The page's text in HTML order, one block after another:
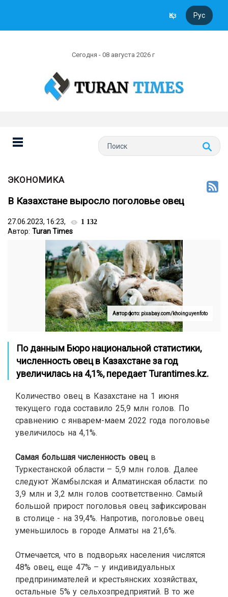
Қаз Рус
Сегодня - 08 августа 2026 г
ЭКОНОМИКА
В Казахстане выросло поголовье овец
27.06.2023, 16:23, 1 132
Автор: Turan Times
Автор фото: pixabay.com/khoinguyenfoto
По данным Бюро национальной статистики,
численность овец в Казахстане за год
увеличилась на 4,1%, передаетTurantimes.kz.
Количество овец в Казахстане на 1 июня
текущего года составило 25,9 млн голов. По
сравнению с январем-маем 2022 года поголовье
увеличилось на 4,1%.
Самая большая численность овецв
Туркестанской области – 5,9 млн голов. Далее
следуют Жамбылская и Алматинская области: по
3,9 млн и 3,2 млн голов соответственно. Самый
большой прирост поголовья овец зафиксирован
в столице - на 39,4%. Напротив, поголовье овец
уменьшилось в городе Алматы на 21,6%.
Отмечается, что в подворьях населения числятся
48% овец, еще 47% – у индивидуальных
предпринимателей и крестьянских хозяйствах,
остальные 5% у сельхозпредприятий. В то же